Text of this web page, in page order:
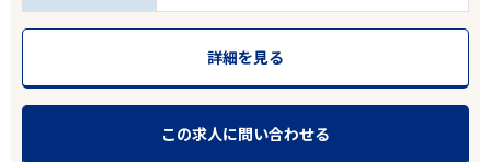
詳細を見る
この求人に問い合わせる